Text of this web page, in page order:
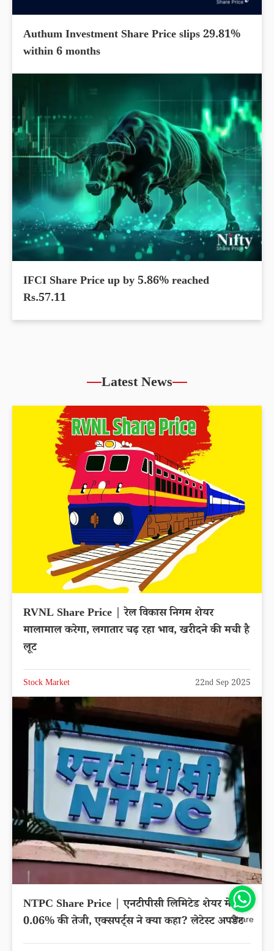
Authum Investment Share Price slips 29.81%
within 6 months
IFCI Share Price up by 5.86% reached
Rs.57.11
Latest News
RVNL Share Price | रेल विकास निगम शेयर
मालामाल करेगा, लगातार चढ़ रहा भाव, खरीदने की मची है
लूट
Stock Market 22nd Sep 2025
NTPC Share Price | एनटीपीसी लिमिटेड शेयर में
0.06% की तेजी, एक्सपर्ट्स ने क्या कहा? लेटेस्ट अपडेटShare